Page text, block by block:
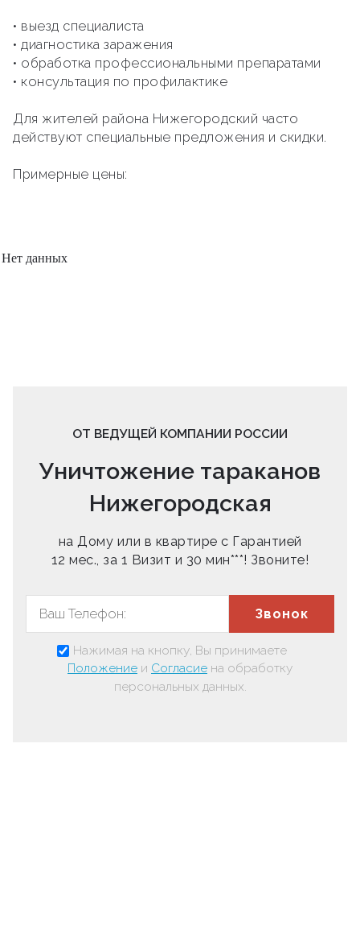
• выезд специалиста
• диагностика заражения
• обработка профессиональными препаратами
• консультация по профилактике
Для жителей района Нижегородский часто
действуют специальные предложения и скидки.
Примерные цены:
Нет данных
ОТ ВЕДУЩЕЙ КОМПАНИИ РОССИИ
Уничтожение тараканов
Нижегородская
на Дому или в квартире с Гарантией
12 мес., за 1 Визит и 30 мин***! Звоните!
Звонок
Нажимая на кнопку, Вы принимаете
Положение и Согласие на обработку
персональных данных.